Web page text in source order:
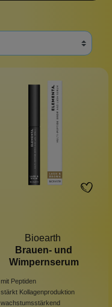
Bioearth
Brauen- und
Wimpernserum
mit Peptiden
stärkt Kollagenproduktion
wachstumsstärkend